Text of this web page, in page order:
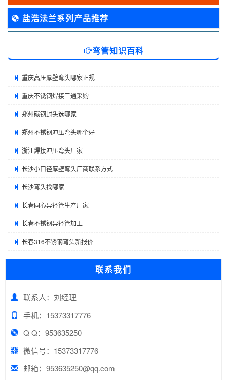
盐浩法兰系列产品推荐
弯管知识百科
重庆高压厚壁弯头哪家正规
重庆不锈钢焊接三通采购
郑州碳钢封头选哪家
郑州不锈钢冲压弯头哪个好
浙江焊接冲压弯头厂家
长沙小口径厚壁弯头厂商联系方式
长沙弯头找哪家
长春同心异径管生产厂家
长春不锈钢异径管加工
长春316不锈钢弯头新报价
联系我们
联系人：刘经理
手机：15373317776
Q Q：953635250
微信号：15373317776
邮箱：953635250@qq.com